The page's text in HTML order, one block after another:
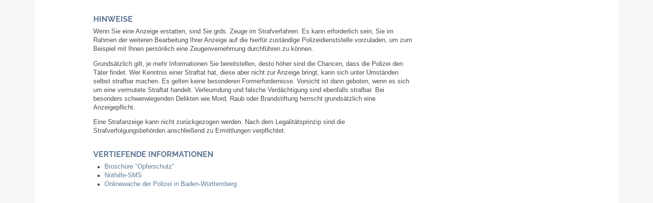
Kindergärten
Musikschule
Kirchen & Religionen
Katholische Kirchengemeinde
HINWEISE
Wenn Sie eine Anzeige erstatten, sind Sie grds. Zeuge im Strafverfahren. Es kann erforderlich sein, Sie im
Rahmen der weiteren Bearbeitung Ihrer Anzeige auf die hierfür zuständige Polizeidienststelle vorzuladen, um zum
Beispiel mit Ihnen persönlich eine Zeugenvernehmung durchführen zu können.
Grundsätzlich gilt, je mehr Informationen Sie bereitstellen, desto höher sind die Chancen, dass die Polizei den
Täter findet. Wer Kenntnis einer Straftat hat, diese aber nicht zur Anzeige bringt, kann sich unter Umständen
selbst strafbar machen. Es gelten keine besonderen Formerfordernisse. Vorsicht ist dann geboten, wenn es sich
um eine vermutete Straftat handelt. Verleumdung und falsche Verdächtigung sind ebenfalls strafbar. Bei
besonders schwerwiegenden Delikten wie Mord, Raub oder Brandstiftung herrscht grundsätzlich eine
Anzeigepflicht.
Eine Strafanzeige kann nicht zurückgezogen werden. Nach dem Legalitätsprinzip sind die
Strafverfolgungsbehörden anschließend zu Ermittlungen verpflichtet.
VERTIEFENDE INFORMATIONEN
Broschüre "Opferschutz"
Nothilfe-SMS
Onlinewache der Polizei in Baden-Württemberg